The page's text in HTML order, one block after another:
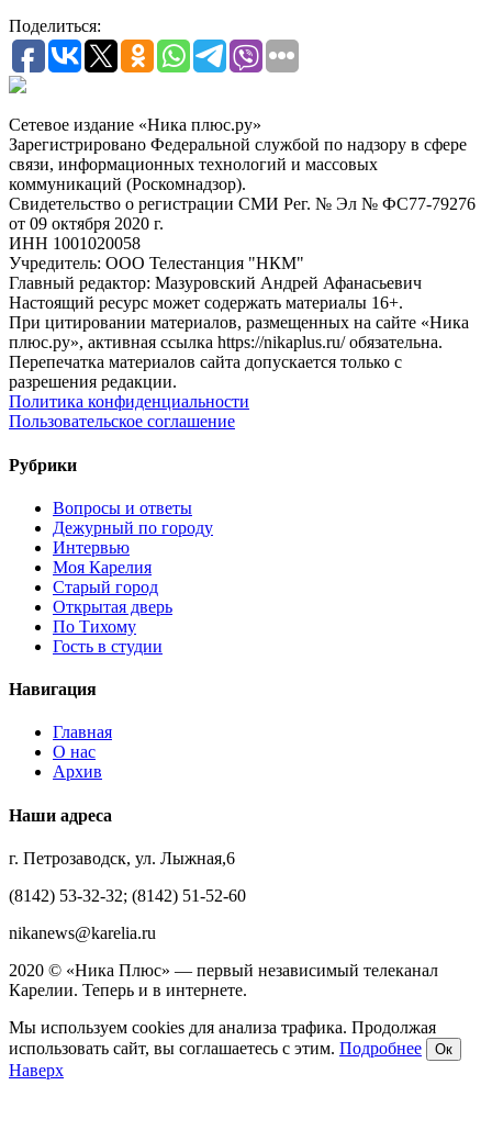
Поделиться:
Сетевое издание «Ника плюс.ру»
Зарегистрировано Федеральной службой по надзору в сфере
связи, информационных технологий и массовых
коммуникаций (Роскомнадзор).
Свидетельство о регистрации СМИ Рег. № Эл № ФС77-79276
от 09 октября 2020 г.
ИНН 1001020058
Учредитель: ООО Телестанция "НКМ"
Главный редактор: Мазуровский Андрей Афанасьевич
Настоящий ресурс может содержать материалы 16+.
При цитировании материалов, размещенных на сайте «Ника
плюс.ру», активная ссылка https://nikaplus.ru/ обязательна.
Перепечатка материалов сайта допускается только с
разрешения редакции.
Политика конфиденциальности
Пользовательское соглашение
Рубрики
Вопросы и ответы
Дежурный по городу
Интервью
Моя Карелия
Старый город
Открытая дверь
По Тихому
Гость в студии
Навигация
Главная
О нас
Архив
Наши адреса
г. Петрозаводск, ул. Лыжная,6
(8142) 53-32-32; (8142) 51-52-60
nikanews@karelia.ru
2020 © «Ника Плюс» — первый независимый телеканал
Карелии. Теперь и в интернете.
Мы используем cookies для анализа трафика. Продолжая
использовать сайт, вы соглашаетесь с этим. Подробнее Ок
Наверх